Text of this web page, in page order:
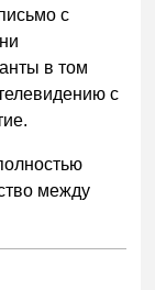
с
в том
с
между